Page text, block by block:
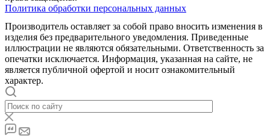
Политика обработки персональных данных
Производитель оставляет за собой право вносить изменения в
изделия без предварительного уведомления. Приведенные
иллюстрации не являются обязательными. Ответственность за
опечатки исключается. Информация, указанная на сайте, не
является публичной офертой и носит ознакомительный
характер.